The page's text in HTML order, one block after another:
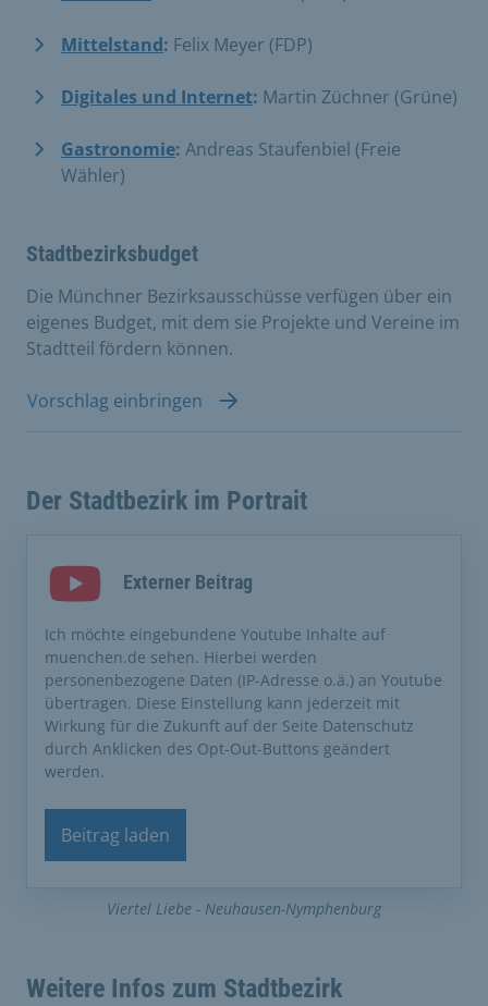
Mittelstand: Felix Meyer (FDP)
Digitales und Internet: Martin Züchner (Grüne)
Gastronomie: Andreas Staufenbiel (Freie
Wähler)
Stadtbezirksbudget
Die Münchner Bezirksausschüsse verfügen über ein
eigenes Budget, mit dem sie Projekte und Vereine im
Stadtteil fördern können.
Vorschlag einbringen
Der Stadtbezirk im Portrait
Externer Beitrag
Ich möchte eingebundene Youtube Inhalte auf
muenchen.de sehen. Hierbei werden
personenbezogene Daten (IP-Adresse o.ä.) an Youtube
übertragen. Diese Einstellung kann jederzeit mit
Wirkung für die Zukunft auf der Seite Datenschutz
durch Anklicken des Opt-Out-Buttons geändert
werden.
Beitrag laden
Viertel Liebe - Neuhausen-Nymphenburg
Weitere Infos zum Stadtbezirk